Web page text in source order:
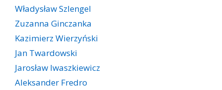
Władysław Szlengel
Zuzanna Ginczanka
Kazimierz Wierzyński
Jan Twardowski
Jarosław Iwaszkiewicz
Aleksander Fredro